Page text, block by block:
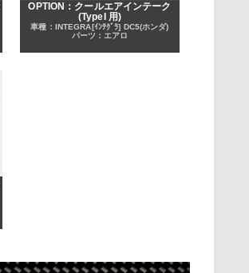
OPTION：クールエアインテーク
(TypeI 用)
車種：INTEGRA[ｲﾝﾃｸﾞﾗ] DC5(ホンダ)
パーツ：エアロ